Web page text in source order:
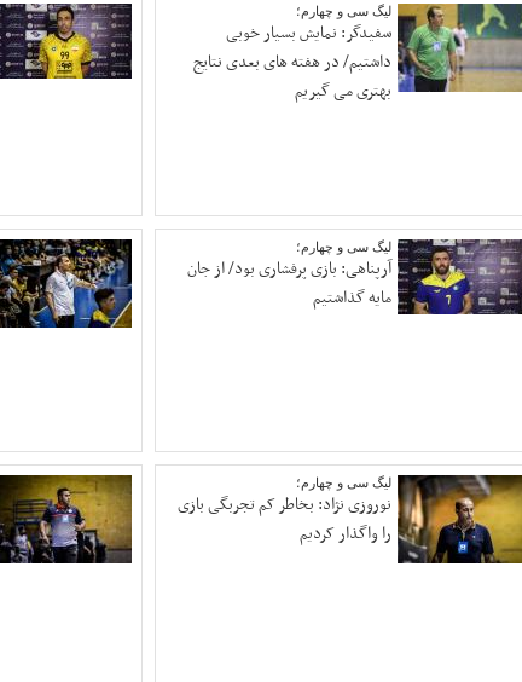
لیگ سی و چهارم؛
سفیدگر: نمایش بسیار خوبی
داشتیم/ در هفته های بعدی نتایج
بهتری می گیریم
لیگ سی و چهارم؛
آرپناهی: بازی پرفشاری بود/ از جان
مایه گذاشتیم
لیگ سی و چهارم؛
نوروزی نژاد: بخاطر کم تجربگی بازی
را واگذار کردیم